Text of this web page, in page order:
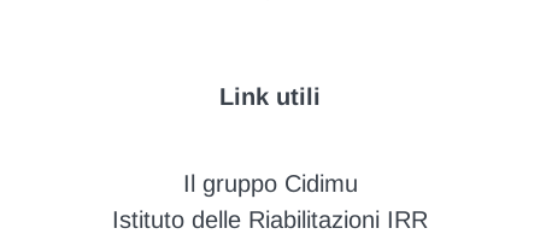
Link utili
Il gruppo Cidimu
Istituto delle Riabilitazioni IRR